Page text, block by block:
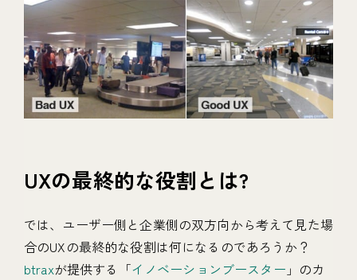
UXの最終的な役割とは?
では、ユーザー側と企業側の双方向から考えて見た場
合のUXの最終的な役割は何になるのであろうか？
btraxが提供する「イノベーションブースター 」のカ